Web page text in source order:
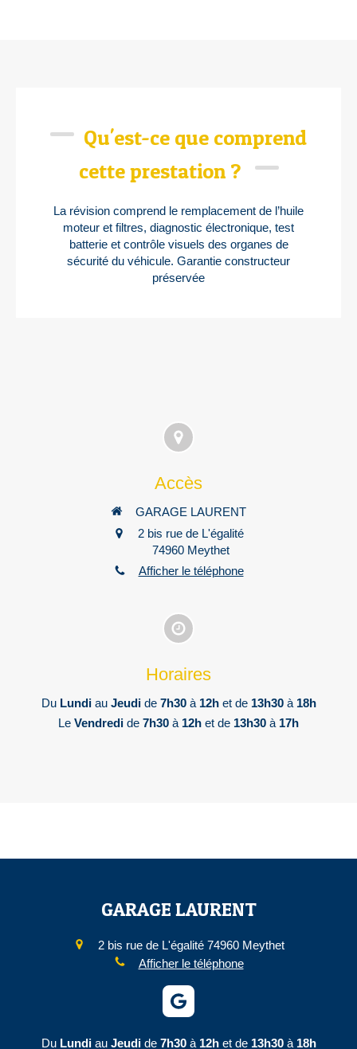
Qu'est-ce que comprend
cette prestation ?
La révision comprend le remplacement de l’huile
moteur et filtres, diagnostic électronique, test
batterie et contrôle visuels des organes de
sécurité du véhicule. Garantie constructeur
préservée
Accès
GARAGE LAURENT
2 bis rue de L'égalité
74960 Meythet
Afficher le téléphone
Horaires
Du Lundiau Jeudide 7h30à 12het de 13h30à 18h
Le Vendredi de 7h30 à 12h et de 13h30 à 17h
GARAGE LAURENT
2 bis rue de L'égalité 74960 Meythet
Afficher le téléphone
Du Lundiau Jeudide 7h30à 12het de 13h30à 18h